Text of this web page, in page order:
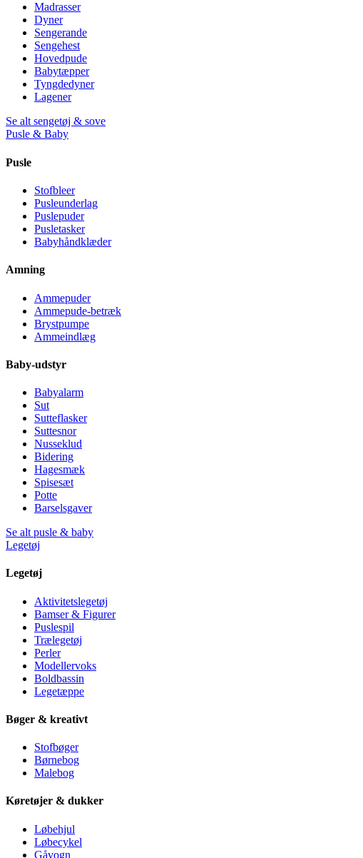
Madrasser
Dyner
Sengerande
Sengehest
Hovedpude
Babytæpper
Tyngdedyner
Lagener
Se alt sengetøj & sove
Pusle & Baby
Pusle
Stofbleer
Pusleunderlag
Puslepuder
Pusletasker
Babyhåndklæder
Amning
Ammepuder
Ammepude-betræk
Brystpumpe
Ammeindlæg
Baby-udstyr
Babyalarm
Sut
Sutteflasker
Suttesnor
Nusseklud
Bidering
Hagesmæk
Spisesæt
Potte
Barselsgaver
Se alt pusle & baby
Legetøj
Legetøj
Aktivitetslegetøj
Bamser & Figurer
Puslespil
Trælegetøj
Perler
Modellervoks
Boldbassin
Legetæppe
Bøger & kreativt
Stofbøger
Børnebog
Malebog
Køretøjer & dukker
Løbehjul
Løbecykel
Gåvogn